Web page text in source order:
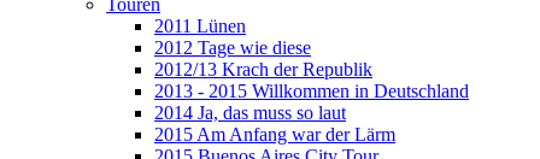
2011 Lünen
2012 Tage wie diese
2012/13 Krach der Republik
2013 - 2015 Willkommen in Deutschland
2014 Ja, das muss so laut
2015 Am Anfang war der Lärm